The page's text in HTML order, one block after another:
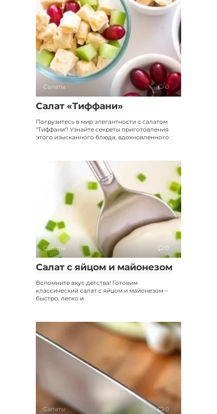
Салаты 0
Салат «Тиффани»
Погрузитесь в мир элегантности с салатом
"Тиффани"! Узнайте секреты приготовления
этого изысканного блюда, вдохновленного
Салаты 0
Салат с яйцом и майонезом
Вспомните вкус детства! Готовим
классический салат с яйцом и майонезом –
быстро, легко и
Салаты 0